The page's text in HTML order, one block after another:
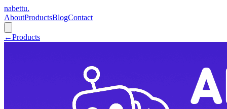
nabettu.
AboutProductsBlogContact
←Products